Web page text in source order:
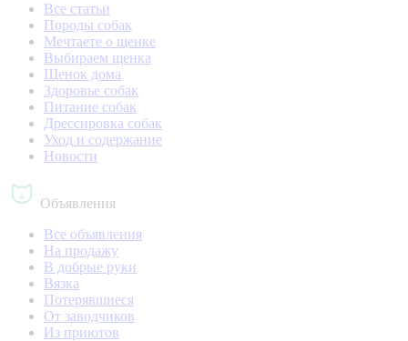
Все статьи
Породы собак
Мечтаете о щенке
Выбираем щенка
Щенок дома
Здоровье собак
Питание собак
Дрессировка собак
Уход и содержание
Новости
Объявления
Все объявления
На продажу
В добрые руки
Вязка
Потерявшиеся
От заводчиков
Из приютов